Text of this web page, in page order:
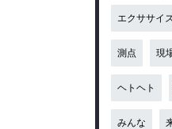
エクササイ
測点 現
ヘトヘト
みんな